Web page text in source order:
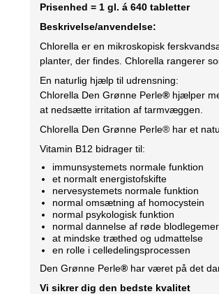
Prisenhed = 1 gl. á 640 tabletter
Beskrivelse/anvendelse:
Chlorella er en mikroskopisk
planter, der findes. Chlorella rangerer
En naturlig hjælp til udrensning:
Chlorella Den Grønne Perle® hjælper
at nedsætte irritation af tarmvæggen.
Chlorella Den Grønne Perle® har et
Vitamin B12 bidrager til:
immunsystemets normale funktion
et normalt energistofskifte
nervesystemets normale funktion
normal omsætning af homocystein
normal psykologisk funktion
normal dannelse af røde blodlegemer
at mindske træthed og udmattelse
en rolle i celledelingsprocessen
Den Grønne Perle® har været på det
Vi sikrer dig den bedste kvalitet